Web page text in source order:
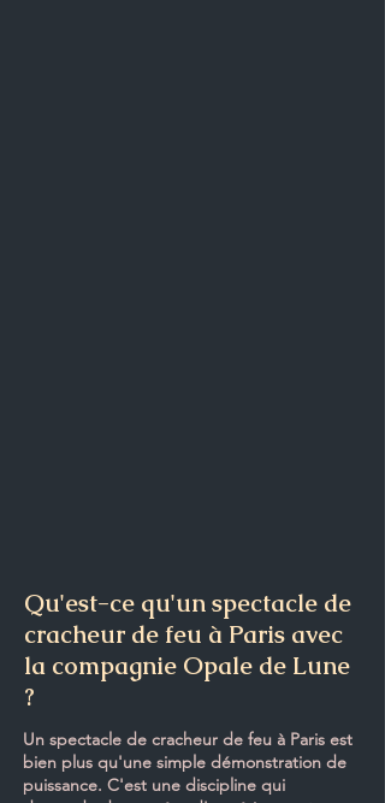
Qu'est-ce qu'un spectacle de
cracheur de feu à Paris avec
la compagnie Opale de Lune
?
Un spectacle de cracheur de feu à Paris est
bien plus qu'une simple démonstration de
puissance. C'est une discipline qui